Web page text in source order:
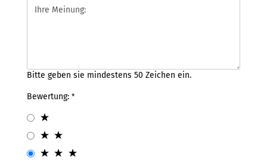
Bitte geben sie mindestens 50 Zeichen ein.
Bewertung: